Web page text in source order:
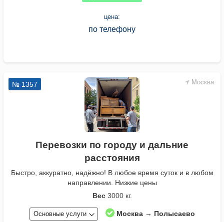
цена:
по телефону
Москва
№ 1357
Перевозки по городу и дальние
расстояния
Быстро, аккуратно, надёжно! В любое время суток и в любом
направлении. Низкие цены
Вес3000 кг.
Основные услуги Москва → Полысаево